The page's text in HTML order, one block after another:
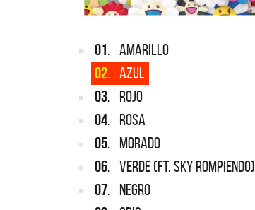
01. AMARILLO
02. AZUL
03. ROJO
04. ROSA
05. MORADO
06. VERDE (FT. SKY ROMPIENDO)
07. NEGRO